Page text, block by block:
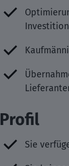
Profil
Sie